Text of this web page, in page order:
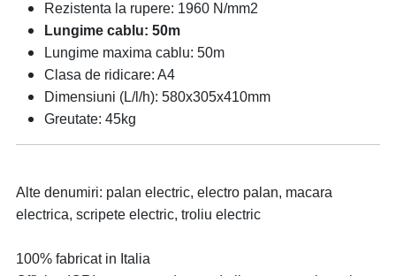
Rezistenta la rupere: 1960 N/mm2
Lungime cablu: 50m
Lungime maxima cablu: 50m
Clasa de ridicare: A4
Dimensiuni (L/l/h): 580x305x410mm
Greutate: 45kg
Alte denumiri: palan electric, electro palan, macara
electrica, scripete electric, troliu electric
100% fabricat in Italia